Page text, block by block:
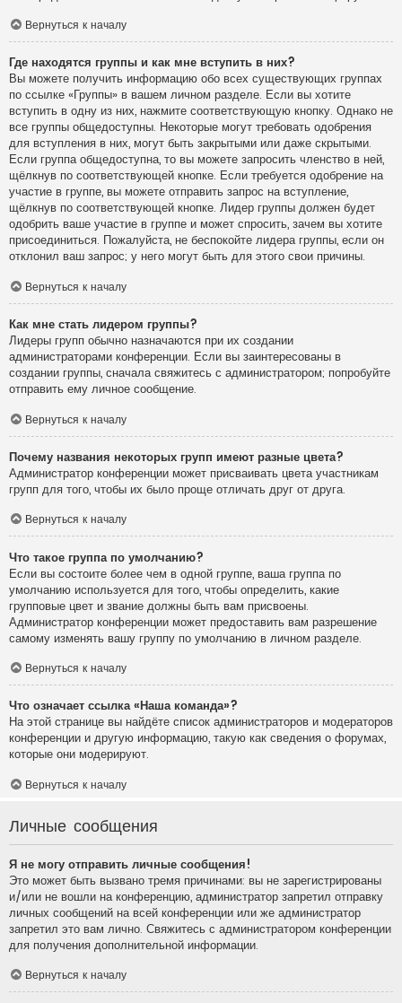
Вернуться к началу
Где находятся группы и как мне вступить в них?
Вы можете получить информацию обо всех существующих группах
по ссылке «Группы» в вашем личном разделе. Если вы хотите
вступить в одну из них, нажмите соответствующую кнопку. Однако не
все группы общедоступны. Некоторые могут требовать одобрения
для вступления в них, могут быть закрытыми или даже скрытыми.
Если группа общедоступна, то вы можете запросить членство в ней,
щёлкнув по соответствующей кнопке. Если требуется одобрение на
участие в группе, вы можете отправить запрос на вступление,
щёлкнув по соответствующей кнопке. Лидер группы должен будет
одобрить ваше участие в группе и может спросить, зачем вы хотите
присоединиться. Пожалуйста, не беспокойте лидера группы, если он
отклонил ваш запрос; у него могут быть для этого свои причины.
Вернуться к началу
Как мне стать лидером группы?
Лидеры групп обычно назначаются при их создании
администраторами конференции. Если вы заинтересованы в
создании группы, сначала свяжитесь с администратором; попробуйте
отправить ему личное сообщение.
Вернуться к началу
Почему названия некоторых групп имеют разные цвета?
Администратор конференции может присваивать цвета участникам
групп для того, чтобы их было проще отличать друг от друга.
Вернуться к началу
Что такое группа по умолчанию?
Если вы состоите более чем в одной группе, ваша группа по
умолчанию используется для того, чтобы определить, какие
групповые цвет и звание должны быть вам присвоены.
Администратор конференции может предоставить вам разрешение
самому изменять вашу группу по умолчанию в личном разделе.
Вернуться к началу
Что означает ссылка «Наша команда»?
На этой странице вы найдёте список администраторов и модераторов
конференции и другую информацию, такую как сведения о форумах,
которые они модерируют.
Вернуться к началу
Личные сообщения
Я не могу отправить личные сообщения!
Это может быть вызвано тремя причинами: вы не зарегистрированы
и/или не вошли на конференцию, администратор запретил отправку
личных сообщений на всей конференции или же администратор
запретил это вам лично. Свяжитесь с администратором конференции
для получения дополнительной информации.
Вернуться к началу